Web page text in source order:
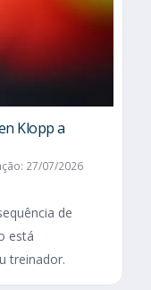
Klopp a
27/07/2026
de
está
treinador.